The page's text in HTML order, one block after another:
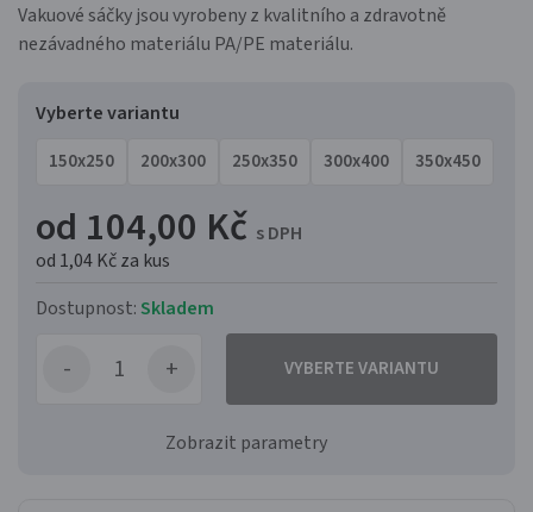
Vakuové sáčky jsou vyrobeny z kvalitního a zdravotně
nezávadného materiálu PA/PE materiálu.
Vyberte variantu
150x250 200x300 250x350 300x400 350x450
od 104,00 Kč s DPH
od 1,04 Kčza kus
Dostupnost:Skladem
VYBERTE VARIANTU
Zobrazit parametry